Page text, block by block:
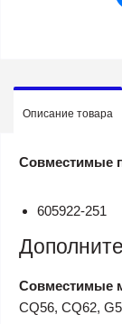
Описание товара
Совместимые
605922-251
Совместимые
CQ56, CQ62,